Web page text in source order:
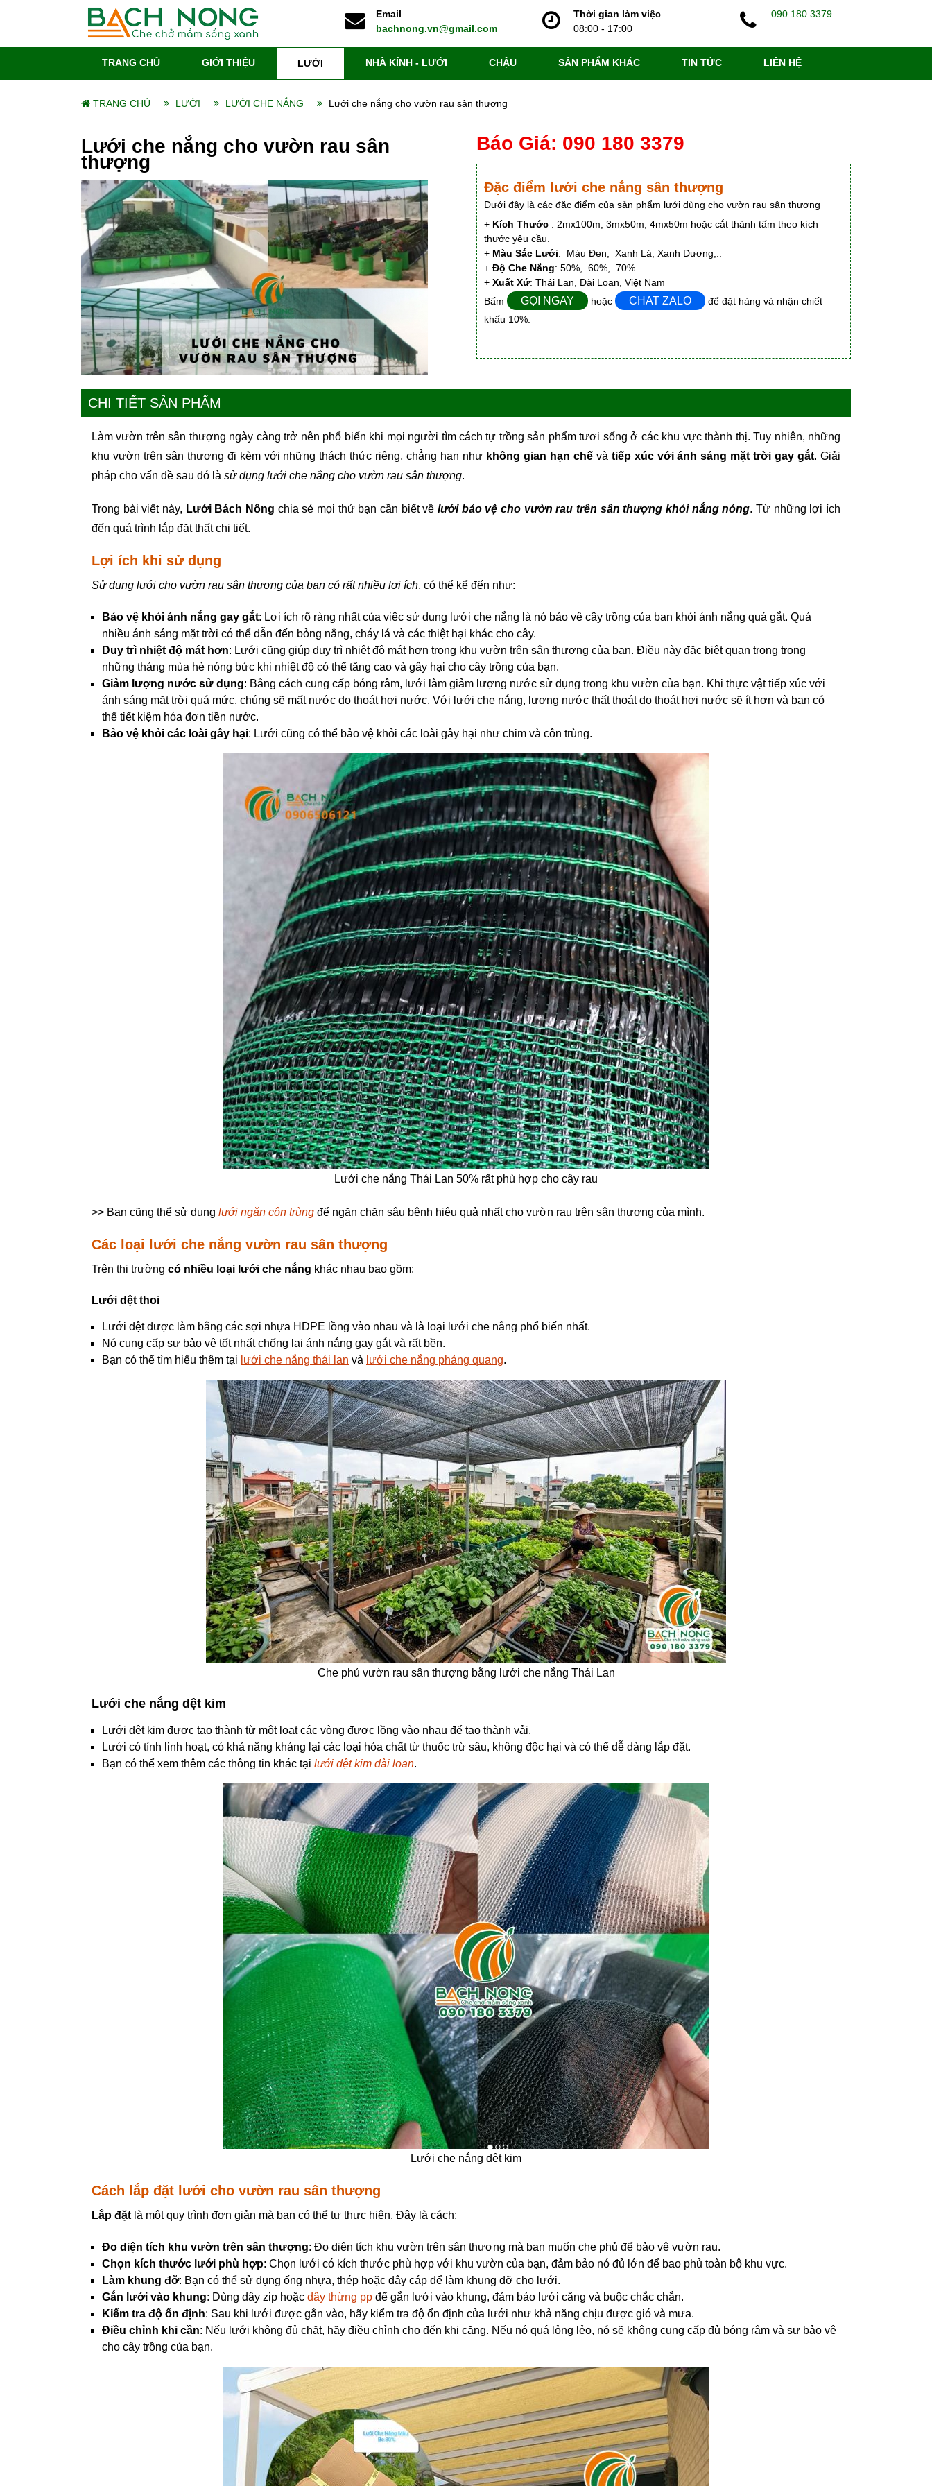
Email
bachnong.vn@gmail.com
Thời gian làm việc
08:00 - 17:00
090 180 3379
TRANG CHỦ GIỚI THIỆU LƯỚI NHÀ KÍNH - LƯỚI CHẬU SẢN PHẨM KHÁC TIN TỨC LIÊN HỆ
TRANG CHỦ LƯỚI LƯỚI CHE NẮNG Lưới che nắng cho vườn rau sân thượng
Lưới che nắng cho vườn rau sân
thượng
Báo Giá: 090 180 3379
Đặc điểm lưới che nắng sân thượng
Dưới đây là các đặc điểm của sản phẩm lưới dùng cho vườn rau sân thượng
+ Kích Thước : 2mx100m, 3mx50m, 4mx50m hoặc cắt thành tấm theo kích
thước yêu cầu.
+ Màu Sắc Lưới: Màu Đen, Xanh Lá, Xanh Dương,..
+ Độ Che Nắng: 50%, 60%, 70%.
+ Xuất Xứ: Thái Lan, Đài Loan, Việt Nam
Bấm
GỌI NGAY hoặc CHAT ZALO
để đặt hàng và nhận chiết
khấu 10%.
CHI TIẾT SẢN PHẨM
Làm vườn trên sân thượng ngày càng trở nên phổ biến khi mọi người tìm cách tự trồng sản phẩm tươi sống ở các khu vực thành thị. Tuy nhiên, những
khu vườn trên sân thượng đi kèm với những thách thức riêng, chẳng hạn như không gian hạn chếvà tiếp xúc với ánh sáng mặt trời gay gắt. Giải
pháp cho vấn đề sau đó là sử dụng lưới che nắng cho vườn rau sân thượng.
Trong bài viết này, Lưới Bách Nông chia sẻ mọi thứ bạn cần biết vềlưới bảo vệ cho vườn rau trên sân thượng khỏi nắng nóng. Từ những lợi ích
đến quá trình lắp đặt thất chi tiết.
Lợi ích khi sử dụng
Sử dụng lưới cho vườn rau sân thượng của bạn có rất nhiều lợi ích, có thể kể đến như:
Bảo vệ khỏi ánh nắng gay gắt: Lợi ích rõ ràng nhất của việc sử dụng lưới che nắng là nó bảo vệ cây trồng của bạn khỏi ánh nắng quá gắt. Quá
nhiều ánh sáng mặt trời có thể dẫn đến bỏng nắng, cháy lá và các thiệt hại khác cho cây.
Duy trì nhiệt độ mát hơn: Lưới cũng giúp duy trì nhiệt độ mát hơn trong khu vườn trên sân thượng của bạn. Điều này đặc biệt quan trọng trong
những tháng mùa hè nóng bức khi nhiệt độ có thể tăng cao và gây hại cho cây trồng của bạn.
Giảm lượng nước sử dụng: Bằng cách cung cấp bóng râm, lưới làm giảm lượng nước sử dụng trong khu vườn của bạn. Khi thực vật tiếp xúc với
ánh sáng mặt trời quá mức, chúng sẽ mất nước do thoát hơi nước. Với lưới che nắng, lượng nước thất thoát do thoát hơi nước sẽ ít hơn và bạn có
thể tiết kiệm hóa đơn tiền nước.
Bảo vệ khỏi các loài gây hại: Lưới cũng có thể bảo vệ khỏi các loài gây hại như chim và côn trùng.
Lưới che nắng Thái Lan 50% rất phù hợp cho cây rau
>> Bạn cũng thể sử dụng lưới ngăn côn trùng để ngăn chặn sâu bệnh hiệu quả nhất cho vườn rau trên sân thượng của mình.
Các loại lưới che nắng vườn rau sân thượng
Trên thị trường có nhiều loại lưới che nắng khác nhau bao gồm:
Lưới dệt thoi
Lưới dệt được làm bằng các sợi nhựa HDPE lồng vào nhau và là loại lưới che nắng phổ biến nhất.
Nó cung cấp sự bảo vệ tốt nhất chống lại ánh nắng gay gắt và rất bền.
Bạn có thể tìm hiểu thêm tại lưới che nắng thái lan và lưới che nắng phảng quang.
Che phủ vườn rau sân thượng bằng lưới che nắng Thái Lan
Lưới che nắng dệt kim
Lưới dệt kim được tạo thành từ một loạt các vòng được lồng vào nhau để tạo thành vải.
Lưới có tính linh hoạt, có khả năng kháng lại các loại hóa chất từ thuốc trừ sâu, không độc hại và có thể dễ dàng lắp đặt.
Bạn có thể xem thêm các thông tin khác tại lưới dệt kim đài loan.
Lưới che nắng dệt kim
Cách lắp đặt lưới cho vườn rau sân thượng
Lắp đặt là một quy trình đơn giản mà bạn có thể tự thực hiện. Đây là cách:
Đo diện tích khu vườn trên sân thượng: Đo diện tích khu vườn trên sân thượng mà bạn muốn che phủ để bảo vệ vườn rau.
Chọn kích thước lưới phù hợp: Chọn lưới có kích thước phù hợp với khu vườn của bạn, đảm bảo nó đủ lớn để bao phủ toàn bộ khu vực.
Làm khung đỡ: Bạn có thể sử dụng ống nhựa, thép hoặc dây cáp để làm khung đỡ cho lưới.
Gắn lưới vào khung: Dùng dây zip hoặc dây thừng pp để gắn lưới vào khung, đảm bảo lưới căng và buộc chắc chắn.
Kiểm tra độ ổn định: Sau khi lưới được gắn vào, hãy kiểm tra độ ổn định của lưới như khả năng chịu được gió và mưa.
Điều chỉnh khi cần: Nếu lưới không đủ chặt, hãy điều chỉnh cho đến khi căng. Nếu nó quá lỏng lẻo, nó sẽ không cung cấp đủ bóng râm và sự bảo vệ
cho cây trồng của bạn.